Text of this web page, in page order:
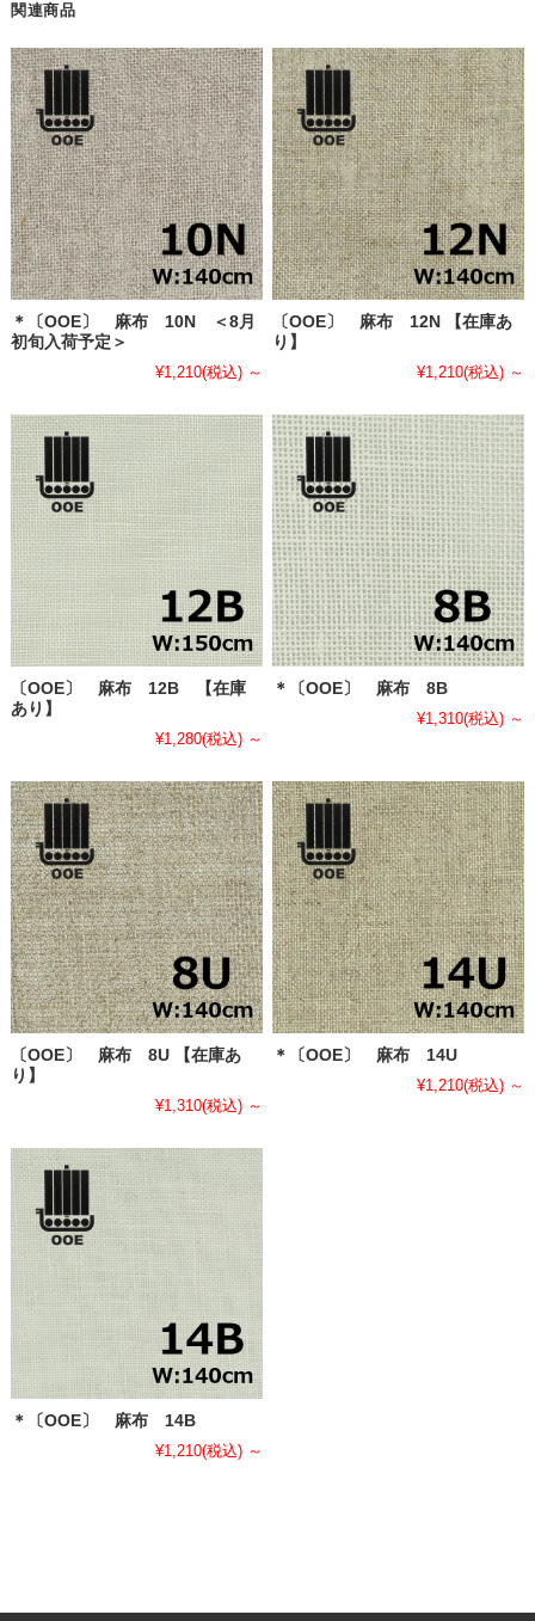
関連商品
＊〔OOE〕 麻布 10N ＜8月
初旬入荷予定＞
¥1,210(税込) ～
〔OOE〕 麻布 12N 【在庫あ
り】
¥1,210(税込) ～
〔OOE〕 麻布 12B 【在庫
あり】
¥1,280(税込) ～
＊〔OOE〕 麻布 8B
¥1,310(税込) ～
〔OOE〕 麻布 8U 【在庫あ
り】
¥1,310(税込) ～
＊〔OOE〕 麻布 14U
¥1,210(税込) ～
＊〔OOE〕 麻布 14B
¥1,210(税込) ～